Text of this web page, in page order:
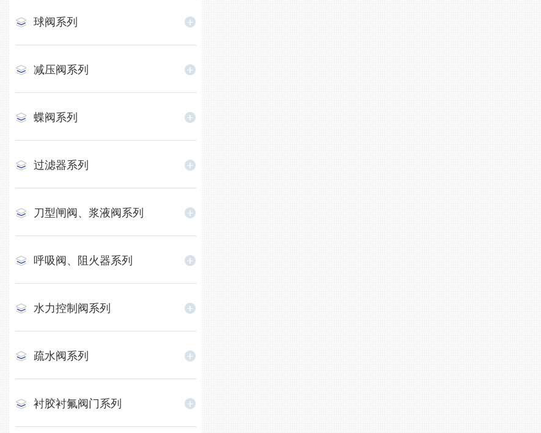
球阀系列
减压阀系列
蝶阀系列
过滤器系列
刀型闸阀、浆液阀系列
呼吸阀、阻火器系列
水力控制阀系列
疏水阀系列
衬胶衬氟阀门系列